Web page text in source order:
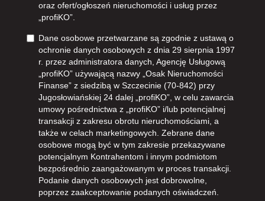
oraz ofert/ogłoszeń nieruchomości i usług przez
„profiKO”.
Dane osobowe przetwarzane są zgodnie z ustawą o
ochronie danych osobowych z dnia 29 sierpnia 1997
r. przez administratora danych, Agencję Usługową
„profiKO” używającą nazwy „Osak Nieruchomości
Finanse” z siedzibą w Szczecinie (70-842) przy
Jugosłowiańskiej 24 dalej „profiKO”, w celu zawarcia
umowy pośrednictwa z „profiKO” i/lub potencjalnej
transakcji z zakresu obrotu nieruchomościami, a
także w celach marketingowych. Zebrane dane
osobowe mogą być w tym zakresie przekazywane
potencjalnym Kontrahentom i innym podmiotom
bezpośrednio zaangażowanym w proces transakcji.
Podanie danych osobowych jest dobrowolne,
poprzez zaakceptowanie podanych oświadczeń.